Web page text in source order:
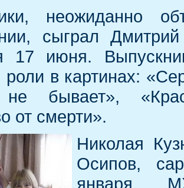
неожиданно
сыграл
17 июня.
роли в картинах:
бывает»,
от смерти».
Николая
Осипов,
января.